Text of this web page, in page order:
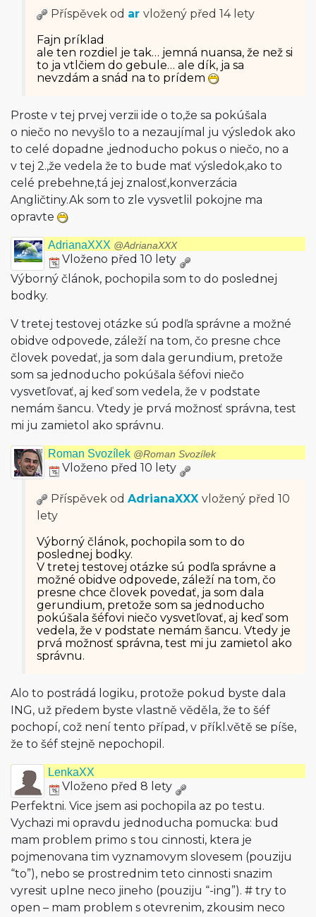
Příspěvek od ar vložený před 14 lety
Fajn príklad
ale ten rozdiel je tak… jemná nuansa, že než si
to ja vtlčiem do gebule… ale dík, ja sa
nevzdám a snád na to prídem
Proste v tej prvej verzii ide o to,že sa pokúšala
o niečo no nevyšlo to a nezaujímal ju výsledok ako
to celé dopadne ,jednoducho pokus o niečo, no a
v tej 2.,že vedela že to bude mať výsledok,ako to
celé prebehne,tá jej znalosť,konverzácia
Angličtiny.Ak som to zle vysvetlil pokojne ma
opravte
AdrianaXXX @AdrianaXXX
Vloženo před 10 lety
Výborný článok, pochopila som to do poslednej
bodky.
V tretej testovej otázke sú podľa správne a možné
obidve odpovede, záleží na tom, čo presne chce
človek povedať, ja som dala gerundium, pretože
som sa jednoducho pokúšala šéfovi niečo
vysvetľovať, aj keď som vedela, že v podstate
nemám šancu. Vtedy je prvá možnosť správna, test
mi ju zamietol ako správnu.
Roman Svozílek @Roman Svozílek
Vloženo před 10 lety
Příspěvek od AdrianaXXX vložený před 10
lety
Výborný článok, pochopila som to do
poslednej bodky.
V tretej testovej otázke sú podľa správne a
možné obidve odpovede, záleží na tom, čo
presne chce človek povedať, ja som dala
gerundium, pretože som sa jednoducho
pokúšala šéfovi niečo vysvetľovať, aj keď som
vedela, že v podstate nemám šancu. Vtedy je
prvá možnosť správna, test mi ju zamietol ako
správnu.
Alo to postrádá logiku, protože pokud byste dala
ING, už předem byste vlastně věděla, že to šéf
pochopí, což není tento případ, v příkl.větě se píše,
že to šéf stejně nepochopil.
LenkaXX
Vloženo před 8 lety
Perfektni. Vice jsem asi pochopila az po testu.
Vychazi mi opravdu jednoducha pomucka: bud
mam problem primo s tou cinnosti, ktera je
pojmenovana tim vyznamovym slovesem (pouziju
“to”), nebo se prostrednim teto cinnosti snazim
vyresit uplne neco jineho (pouziju “-ing”). # try to
open – mam problem s otevrenim, zkousim neco